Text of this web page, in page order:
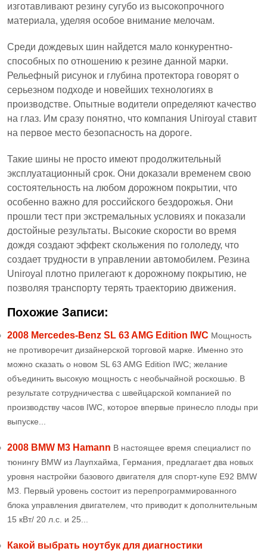
изготавливают резину сугубо из высокопрочного
материала, уделяя особое внимание мелочам.
Среди дождевых шин найдется мало конкурентно-
способных по отношению к резине данной марки.
Рельефный рисунок и глубина протектора говорят о
серьезном подходе и новейших технологиях в
производстве. Опытные водители определяют качество
на глаз. Им сразу понятно, что компания Uniroyal ставит
на первое место безопасность на дороге.
Такие шины не просто имеют продолжительный
эксплуатационный срок. Они доказали временем свою
состоятельность на любом дорожном покрытии, что
особенно важно для российского бездорожья. Они
прошли тест при экстремальных условиях и показали
достойные результаты. Высокие скорости во время
дождя создают эффект скольжения по гололеду, что
создает трудности в управлении автомобилем. Резина
Uniroyal плотно прилегают к дорожному покрытию, не
позволяя транспорту терять траекторию движения.
Похожие Записи:
2008 Mercedes-Benz SL 63 AMG Edition IWC Мощность
не противоречит дизайнерской торговой марке. Именно это
можно сказать о новом SL 63 AMG Edition IWC; желание
объединить высокую мощность с необычайной роскошью. В
результате сотрудничества с швейцарской компанией по
производству часов IWC, которое впервые принесло плоды при
выпуске...
2008 BMW M3 Hamann В настоящее время специалист по
тюнингу BMW из Лаупхайма, Германия, предлагает два новых
уровня настройки базового двигателя для спорт-купе E92 BMW
M3. Первый уровень состоит из перепрограммированного
блока управления двигателем, что приводит к дополнительным
15 кВт/ 20 л.с. и 25...
Какой выбрать ноутбук для диагностики